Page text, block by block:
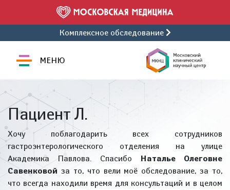
Комплексное обследование
МЕНЮ
Пациент Л.
Хочу поблагодарить всех сотрудников
гастроэнтерологического отделения на улице
Академика Павлова. Спасибо
Наталье Олеговне
Савенковой за то, что вели моё обследование, за то,
что всегда находили время для консультаций и в целом